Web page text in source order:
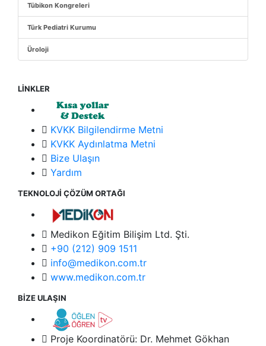
Tübikon Kongreleri
Türk Pediatri Kurumu
Üroloji
LİNKLER
KVKK Bilgilendirme Metni
KVKK Aydınlatma Metni
Bize Ulaşın
Yardım
TEKNOLOJİ ÇÖZÜM ORTAĞI
Medikon Eğitim Bilişim Ltd. Şti.
+90 (212) 909 1511
info@medikon.com.tr
www.medikon.com.tr
BİZE ULAŞIN
Proje Koordinatörü: Dr. Mehmet Gökhan